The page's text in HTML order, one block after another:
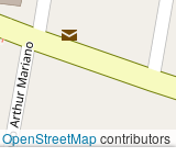
OpenStreetMapcontributors